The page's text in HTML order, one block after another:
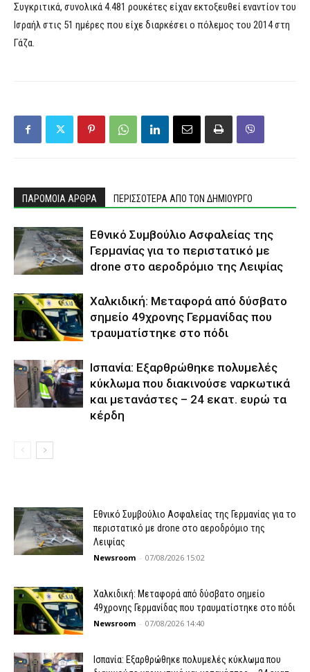
Συγκριτικά, συνολικά 4.481 ρουκέτες είχαν εκτοξευθεί εναντίον του
Ισραήλ στις 51 ημέρες που είχε διαρκέσει ο πόλεμος του 2014 στη
Γάζα.
ΠΑΡΟΜΟΙΑ ΑΡΘΡΑ ΠΕΡΙΣΣΟΤΕΡΑ ΑΠΟ ΤΟΝ ΔΗΜΙΟΥΡΓΟ
Εθνικό Συμβούλιο Ασφαλείας της
Γερμανίας για το περιστατικό με
drone στο αεροδρόμιο της Λειψίας
Χαλκιδική: Μεταφορά από δύσβατο
σημείο 49χρονης Γερμανίδας που
τραυματίστηκε στο πόδι
Ισπανία: Εξαρθρώθηκε πολυμελές
κύκλωμα που διακινούσε ναρκωτικά
και μετανάστες – 24 εκατ. ευρώ τα
κέρδη
Εθνικό Συμβούλιο Ασφαλείας της Γερμανίας για το
περιστατικό με drone στο αεροδρόμιο της
Λειψίας
Newsroom - 07/08/2026 15:02
Χαλκιδική: Μεταφορά από δύσβατο σημείο
49χρονης Γερμανίδας που τραυματίστηκε στο πόδι
Newsroom - 07/08/2026 14:40
Ισπανία: Εξαρθρώθηκε πολυμελές κύκλωμα που